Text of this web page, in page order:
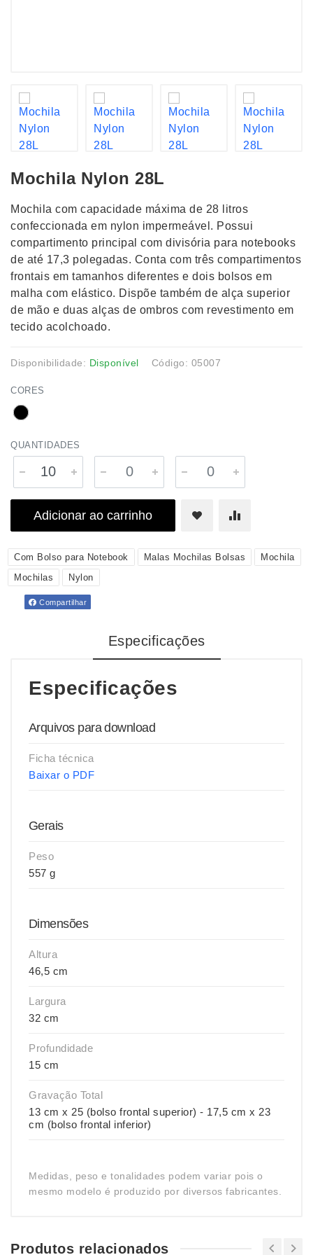
Mochila Nylon 28L
Mochila com capacidade máxima de 28 litros
confeccionada em nylon impermeável. Possui
compartimento principal com divisória para notebooks
de até 17,3 polegadas. Conta com três compartimentos
frontais em tamanhos diferentes e dois bolsos em
malha com elástico. Dispõe também de alça superior
de mão e duas alças de ombros com revestimento em
tecido acolchoado.
Disponibilidade: Disponível Código: 05007
CORES
QUANTIDADES
Adicionar ao carrinho
Com Bolso para Notebook Malas Mochilas Bolsas
Mochila
Mochilas
Nylon
Compartilhar
Especificações
Especificações
Arquivos para download
Ficha técnica
Baixar o PDF
Gerais
Peso
557 g
Dimensões
Altura
46,5 cm
Largura
32 cm
Profundidade
15 cm
Gravação Total
13 cm x 25 (bolso frontal superior) - 17,5 cm x 23
cm (bolso frontal inferior)
Medidas, peso e tonalidades podem variar pois o
mesmo modelo é produzido por diversos fabricantes.
Produtos relacionados